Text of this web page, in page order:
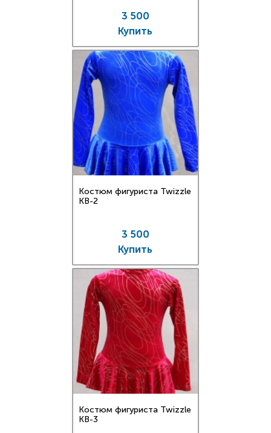
3 500
Купить
Костюм фигуриста Twizzle
KB-2
3 500
Купить
Костюм фигуриста Twizzle
KB-3